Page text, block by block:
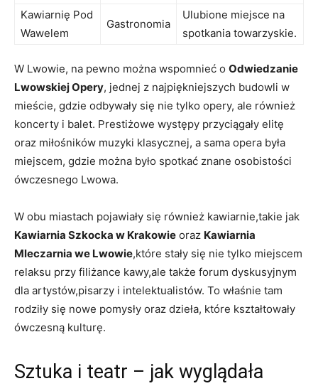
Kawiarnię Pod
Wawelem
Gastronomia
Ulubione miejsce na
spotkania towarzyskie.
W Lwowie, na⁢ pewno można wspomnieć o Odwiedzanie
‍Lwowskiej Opery, jednej z‍ najpiękniejszych budowli w
mieście, gdzie odbywały się nie ⁤tylko opery,​ ale również
koncerty i⁤ balet. Prestiżowe występy⁢ przyciągały elitę
oraz miłośników muzyki klasycznej, a sama opera była
miejscem, gdzie można było spotkać znane osobistości⁤
ówczesnego Lwowa.
W obu ‌miastach pojawiały się również​ kawiarnie,takie jak
Kawiarnia Szkocka w Krakowie oraz Kawiarnia
Mleczarnia ⁣we Lwowie,które stały się nie tylko​ miejscem
relaksu ‍przy filiżance kawy,ale także forum dyskusyjnym
dla artystów,pisarzy i intelektualistów. To właśnie tam
rodziły się nowe pomysły oraz⁤ dzieła, które kształtowały
ówczesną kulturę.
Sztuka i teatr – jak wyglądała